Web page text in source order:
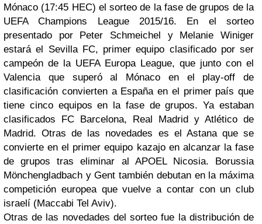
Mónaco (17:45 HEC) el sorteo de la fase de grupos de la
UEFA Champions League 2015/16. En el sorteo
presentado por Peter Schmeichel y Melanie Winiger
estará el Sevilla FC, primer equipo clasificado por ser
campeón de la UEFA Europa League, que junto con el
Valencia que superó al Mónaco en el play-off de
clasificación convierten a España en el primer país que
tiene cinco equipos en la fase de grupos. Ya estaban
clasificados FC Barcelona, Real Madrid y Atlético de
Madrid. Otras de las novedades es el Astana que se
convierte en el primer equipo kazajo en alcanzar la fase
de grupos tras eliminar al APOEL Nicosia. Borussia
Mönchengladbach y Gent también debutan en la máxima
competición europea que vuelve a contar con un club
israelí (Maccabi Tel Aviv).
Otras de las novedades del sorteo fue la distribución de